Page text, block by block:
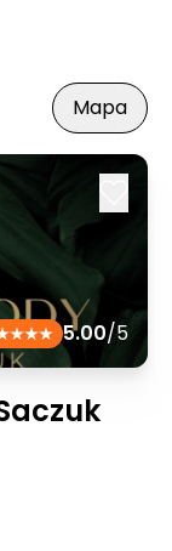
Mapa
5.00/5